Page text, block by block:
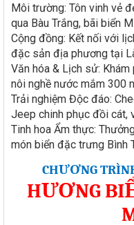
Môi trường: Tôn vinh vẻ
qua Bàu Trắng, bãi biển
Cộng đồng: Kết nối với
đặc sản địa phương tại
Văn hóa & Lịch sử:
nôi nghề nước mắm 300
Trải nghiệm Độc đáo:
Jeep chinh phục đồi cát,
Tinh hoa Ẩm thực:
món biển đặc trưng Bình
CHƯƠNG
HƯƠNG